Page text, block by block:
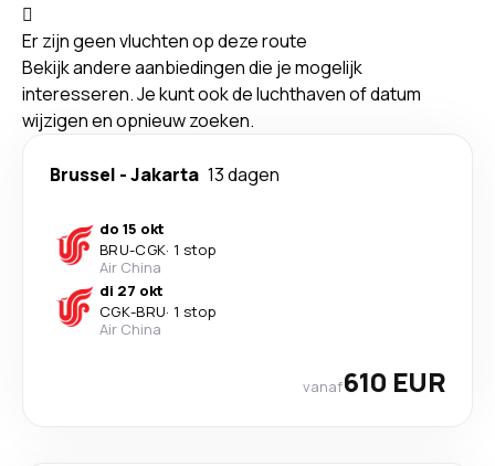
Er zijn geen vluchten op deze route
Bekijk andere aanbiedingen die je mogelijk
interesseren. Je kunt ook de luchthaven of datum
wijzigen en opnieuw zoeken.
Brussel -Jakarta 13 dagen
do 15 okt
BRU-CGK· 1 stop
Air China
di 27 okt
CGK-BRU· 1 stop
Air China
vanaf610 EUR